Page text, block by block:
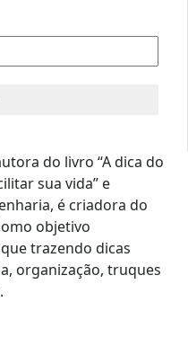
do livro “A dica do
sua vida” e
é criadora do
objetivo
trazendo dicas
organização, truques